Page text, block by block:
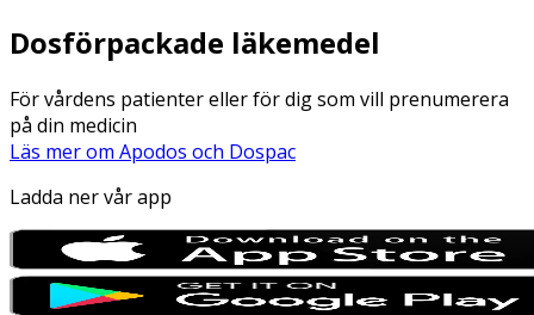
Dosförpackade läkemedel
För vårdens patienter eller för dig som vill prenumerera
på din medicin
Läs mer om Apodos och Dospac
Ladda ner vår app